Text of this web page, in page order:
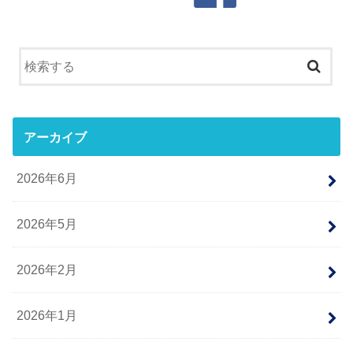
アーカイブ
2026年6月
2026年5月
2026年2月
2026年1月